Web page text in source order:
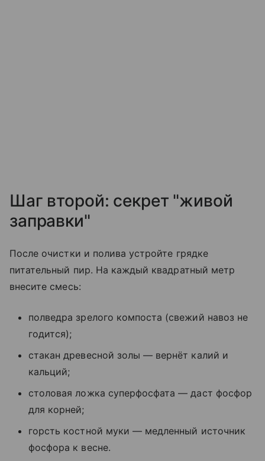
Шаг второй: секрет "живой
заправки"
После очистки и полива устройте грядке
питательный пир. На каждый квадратный метр
внесите смесь:
полведра зрелого компоста (свежий навоз не
годится);
стакан древесной золы — вернёт калий и
кальций;
столовая ложка суперфосфата — даст фосфор
для корней;
горсть костной муки — медленный источник
фосфора к весне.